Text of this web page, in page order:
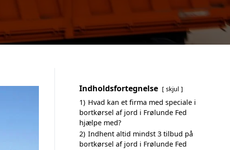
Indholdsfortegnelse skjul
1) Hvad kan et firma med speciale i
bortkørsel af jord i Frølunde Fed
hjælpe med?
2) Indhent altid mindst 3 tilbud på
bortkørsel af jord i Frølunde Fed